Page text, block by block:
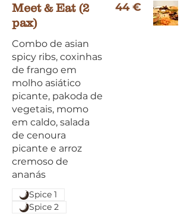
Meet & Eat (2
pax)
Combo de asian
spicy ribs, coxinhas
de frango em
molho asiático
picante, pakoda de
vegetais, momo
em caldo, salada
de cenoura
picante e arroz
cremoso de
ananás
44 €
Spice 1
Spice 2